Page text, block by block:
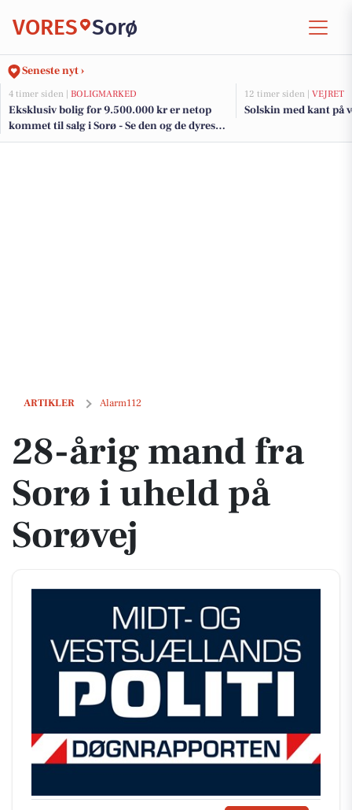
VORES Sorø
Seneste nyt ›
4 timer siden | BOLIGMARKED
Eksklusiv bolig for 9.500.000 kr er netop
kommet til salg i Sorø - Se den og de dyreste
boliger her
12 timer siden | VEJRET
Solskin med kant på
ARTIKLER Alarm112
28-årig mand fra Sorø i uheld på Sorøvej
28-årig mand fra
Sorø i uheld på
Sorøvej